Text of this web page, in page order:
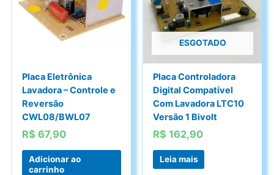
Placa Eletrônica
Lavadora – Controle e
Reversão
CWL08/BWL07
R$ 67,90
Adicionar ao
carrinho
ESGOTADO
Placa Controladora
Digital Compatível
Com Lavadora LTC10
Versão 1 Bivolt
R$ 162,90
Leia mais